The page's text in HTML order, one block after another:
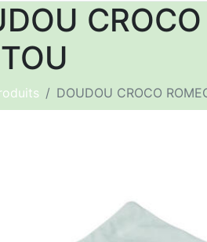
DOUDOU CROCO